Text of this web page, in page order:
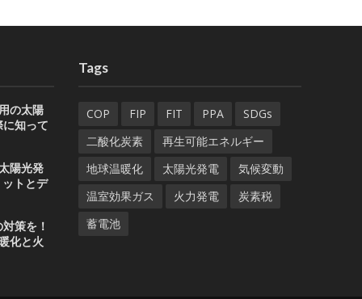
の太陽
知って
陽光発
トとデ
策を！
化と火
Tags
COP FIP FIT PPA
SDGs
二酸化炭素
再生可能エネルギー
地球温暖化
太陽光発電
気候変動
温室効果ガス
火力発電
炭素税
蓄電池